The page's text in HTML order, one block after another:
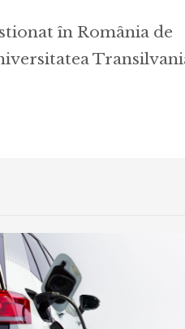
în România de